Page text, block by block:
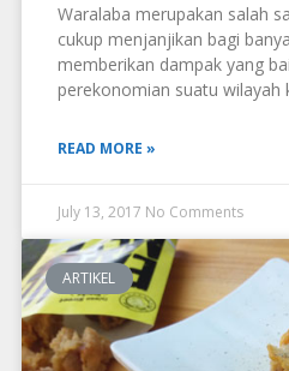
Waralaba merupakan salah
cukup menjanjikan bagi
memberikan dampak yang
perekonomian suatu wilayah
READ MORE »
July 13, 2017 No Comments
ARTIKEL